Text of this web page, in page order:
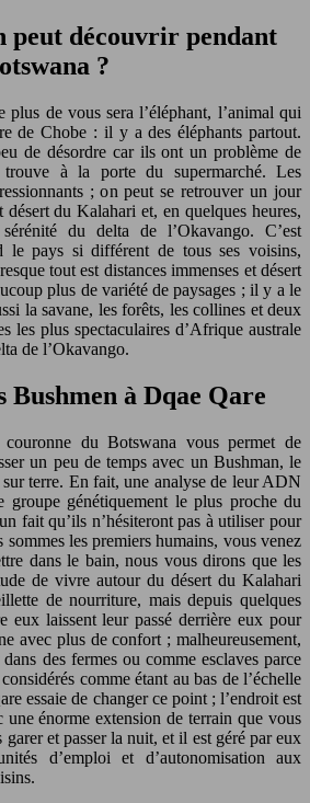
peut découvrir pendant
?
plus de vous sera l’éléphant, l’animal qui
de Chobe : il y a des éléphants partout.
de désordre car ils ont un problème de
à la porte du supermarché. Les
; on peut se retrouver un jour
désert du Kalahari et, en quelques heures,
du delta de l’Okavango. C’est
le pays si différent de tous ses voisins,
tout est distances immenses et désert
plus de variété de paysages ; il y a le
la savane, les forêts, les collines et deux
les plus spectaculaires d’Afrique australe
de l’Okavango.
à Dqae Qare
du Botswana vous permet de
un peu de temps avec un Bushman, le
terre. En fait, une analyse de leur ADN
groupe génétiquement le plus proche du
fait qu’ils n’hésiteront pas à utiliser pour
les premiers humains, vous venez
dans le bain, nous vous dirons que les
de vivre autour du désert du Kalahari
de nourriture, mais depuis quelques
eux laissent leur passé derrière eux pour
avec plus de confort ; malheureusement,
des fermes ou comme esclaves parce
comme étant au bas de l’échelle
essaie de changer ce point ; l’endroit est
une énorme extension de terrain que vous
et passer la nuit, et il est géré par eux
d’emploi et d’autonomisation aux